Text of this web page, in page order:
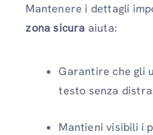
Mantenere i dettagli
zona sicura aiuta:
Garantire che gli
testo senza
Mantieni visibili i